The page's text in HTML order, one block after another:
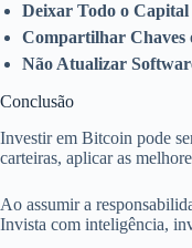
Deixar Todo o
Compartilhar Chaves
Não Atualizar
Conclusão
Investir em Bitcoin pode
carteiras, aplicar as
Ao assumir a
Invista com inteligência,